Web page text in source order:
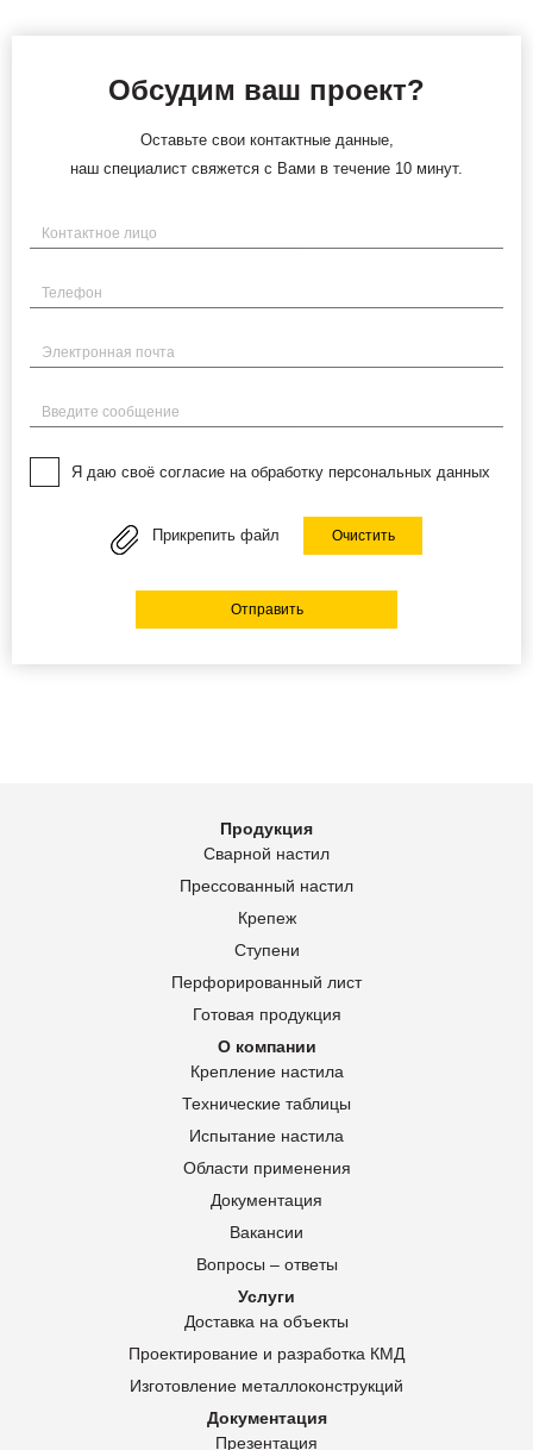
Обсудим ваш проект?
Оставьте свои контактные данные,
наш специалист свяжется с Вами в течение 10 минут.
Имя
Телефон
Электронная почта
Введите сообщение
Я даю своё согласие на обработку персональных данных
Прикрепить файл Очистить
Отправить
Продукция
Сварной настил
Прессованный настил
Крепеж
Ступени
Перфорированный лист
Готовая продукция
О компании
Крепление настила
Технические таблицы
Испытание настила
Области применения
Документация
Вакансии
Вопросы – ответы
Услуги
Доставка на объекты
Проектирование и разработка КМД
Изготовление металлоконструкций
Документация
Презентация